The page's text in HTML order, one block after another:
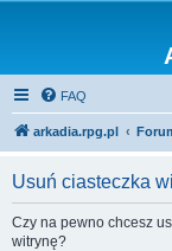
FAQ
arkadia.rpg.pl
Usuń ciasteczka
Czy na pewno chcesz
witrynę?